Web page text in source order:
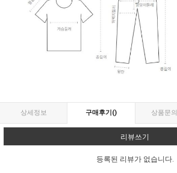
상세정보 구매후기() 상품문의
리뷰쓰기
등록된 리뷰가 없습니다.